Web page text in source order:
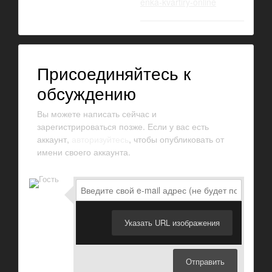
Присоединяйтесь к
обсуждению
Вы можете написать сейчас и
зарегистрироваться позже. Если у вас есть
аккаунт,
, чтобы опубликовать от
имени своего аккаунта.
Указать URL изображения
Отправить